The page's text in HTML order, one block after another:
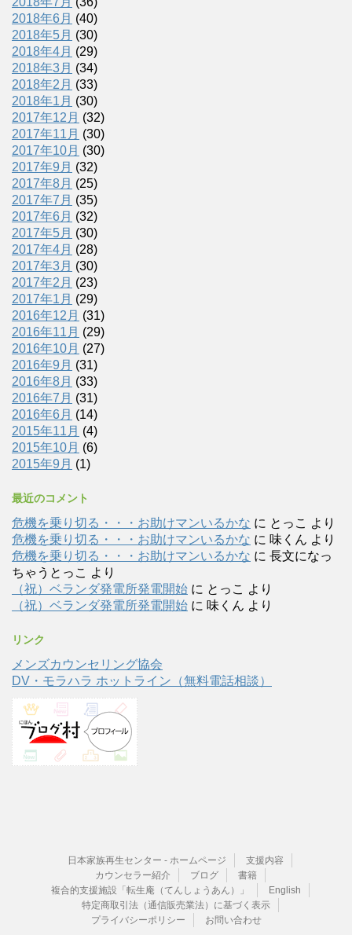
2018年6月 (40)
2018年5月 (30)
2018年4月 (29)
2018年3月 (34)
2018年2月 (33)
2018年1月 (30)
2017年12月 (32)
2017年11月 (30)
2017年10月 (30)
2017年9月 (32)
2017年8月 (25)
2017年7月 (35)
2017年6月 (32)
2017年5月 (30)
2017年4月 (28)
2017年3月 (30)
2017年2月 (23)
2017年1月 (29)
2016年12月 (31)
2016年11月 (29)
2016年10月 (27)
2016年9月 (31)
2016年8月 (33)
2016年7月 (31)
2016年6月 (14)
2015年11月 (4)
2015年10月 (6)
2015年9月 (1)
最近のコメント
危機を乗り切る・・・お助けマンいるかな に とっこ より
危機を乗り切る・・・お助けマンいるかな に 味くん より
危機を乗り切る・・・お助けマンいるかな に 長文になっ
ちゃうとっこ より
（祝）ベランダ発電所発電開始 に とっこ より
（祝）ベランダ発電所発電開始 に 味くん より
リンク
メンズカウンセリング協会
DV・モラハラ ホットライン（無料電話相談）
日本家族再生センター - ホームページ
支援内容
カウンセラー紹介
ブログ
書籍
複合的支援施設「転生庵（てんしょうあん）」
English
特定商取引法（通信販売業法）に基づく表示
プライバシーポリシー
お問い合わせ